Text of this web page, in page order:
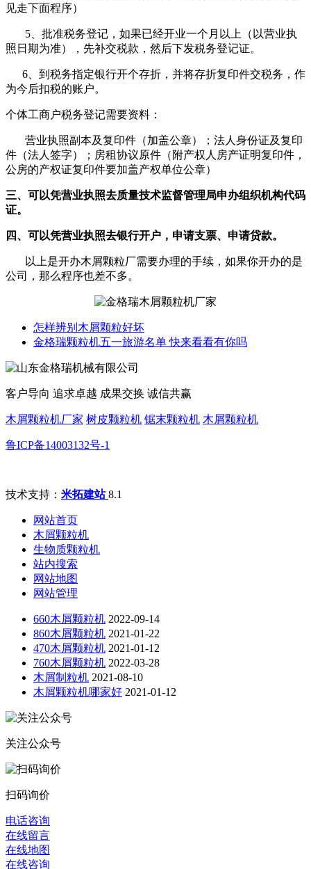
见走下面程序）
5 、批准税务登记，如果已经开业一个月以上（以营业执
照日期为准），先补交税款，然后下发税务登记证。
6 、到税务指定银行开个存折，并将存折复印件交税务，作
为今后扣税的账户。
个体工商户税务登记需要资料：
营业执照副本及复印件（加盖公章）；法人身份证及复印
件（法人签字）；房租协议原件（附产权人房产证明复印件，
公房的产权证复印件要加盖产权单位公章）
三、可以凭营业执照去质量技术监督管理局申办组织机构代码
证。
四、可以凭营业执照去银行开户，申请支票、申请贷款。
以上是开办木屑颗粒厂需要办理的手续，如果你开办的是
公司，那么程序也差不多。
怎样辨别木屑颗粒好坏
金格瑞颗粒机五一旅游名单 快来看看有你吗
客户导向 追求卓越 成果交换 诚信共赢
木屑颗粒机厂家 树皮颗粒机 锯末颗粒机 木屑颗粒机
鲁ICP备14003132号-1
技术支持： 米拓建站8.1
网站首页
木屑颗粒机
生物质颗粒机
站内搜索
网站地图
网站管理
660木屑颗粒机 2022-09-14
860木屑颗粒机 2021-01-22
470木屑颗粒机 2021-01-12
760木屑颗粒机 2022-03-28
木屑制粒机 2021-08-10
木屑颗粒机哪家好 2021-01-12
关注公众号
扫码询价
电话咨询
在线留言
在线地图
在线咨询